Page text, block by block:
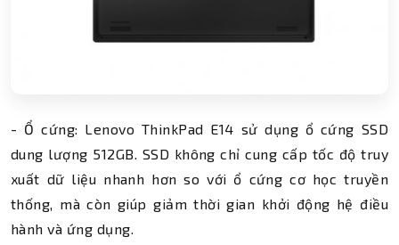
- Ổ cứng: Lenovo ThinkPad E14 sử dụng ổ cứng SSD
dung lượng 512GB. SSD không chỉ cung cấp tốc độ truy
xuất dữ liệu nhanh hơn so với ổ cứng cơ học truyền
thống, mà còn giúp giảm thời gian khởi động hệ điều
hành và ứng dụng.